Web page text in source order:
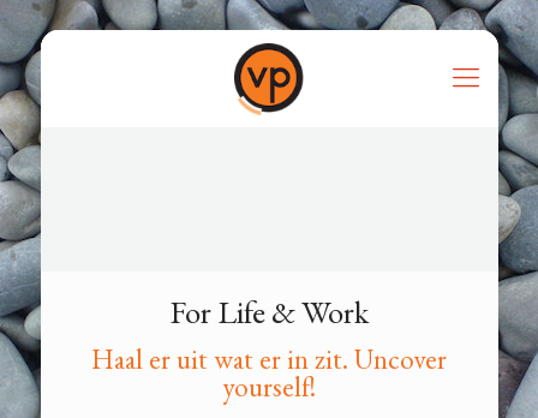
For Life & Work
Haal er uit wat er in zit. Uncover
yourself!